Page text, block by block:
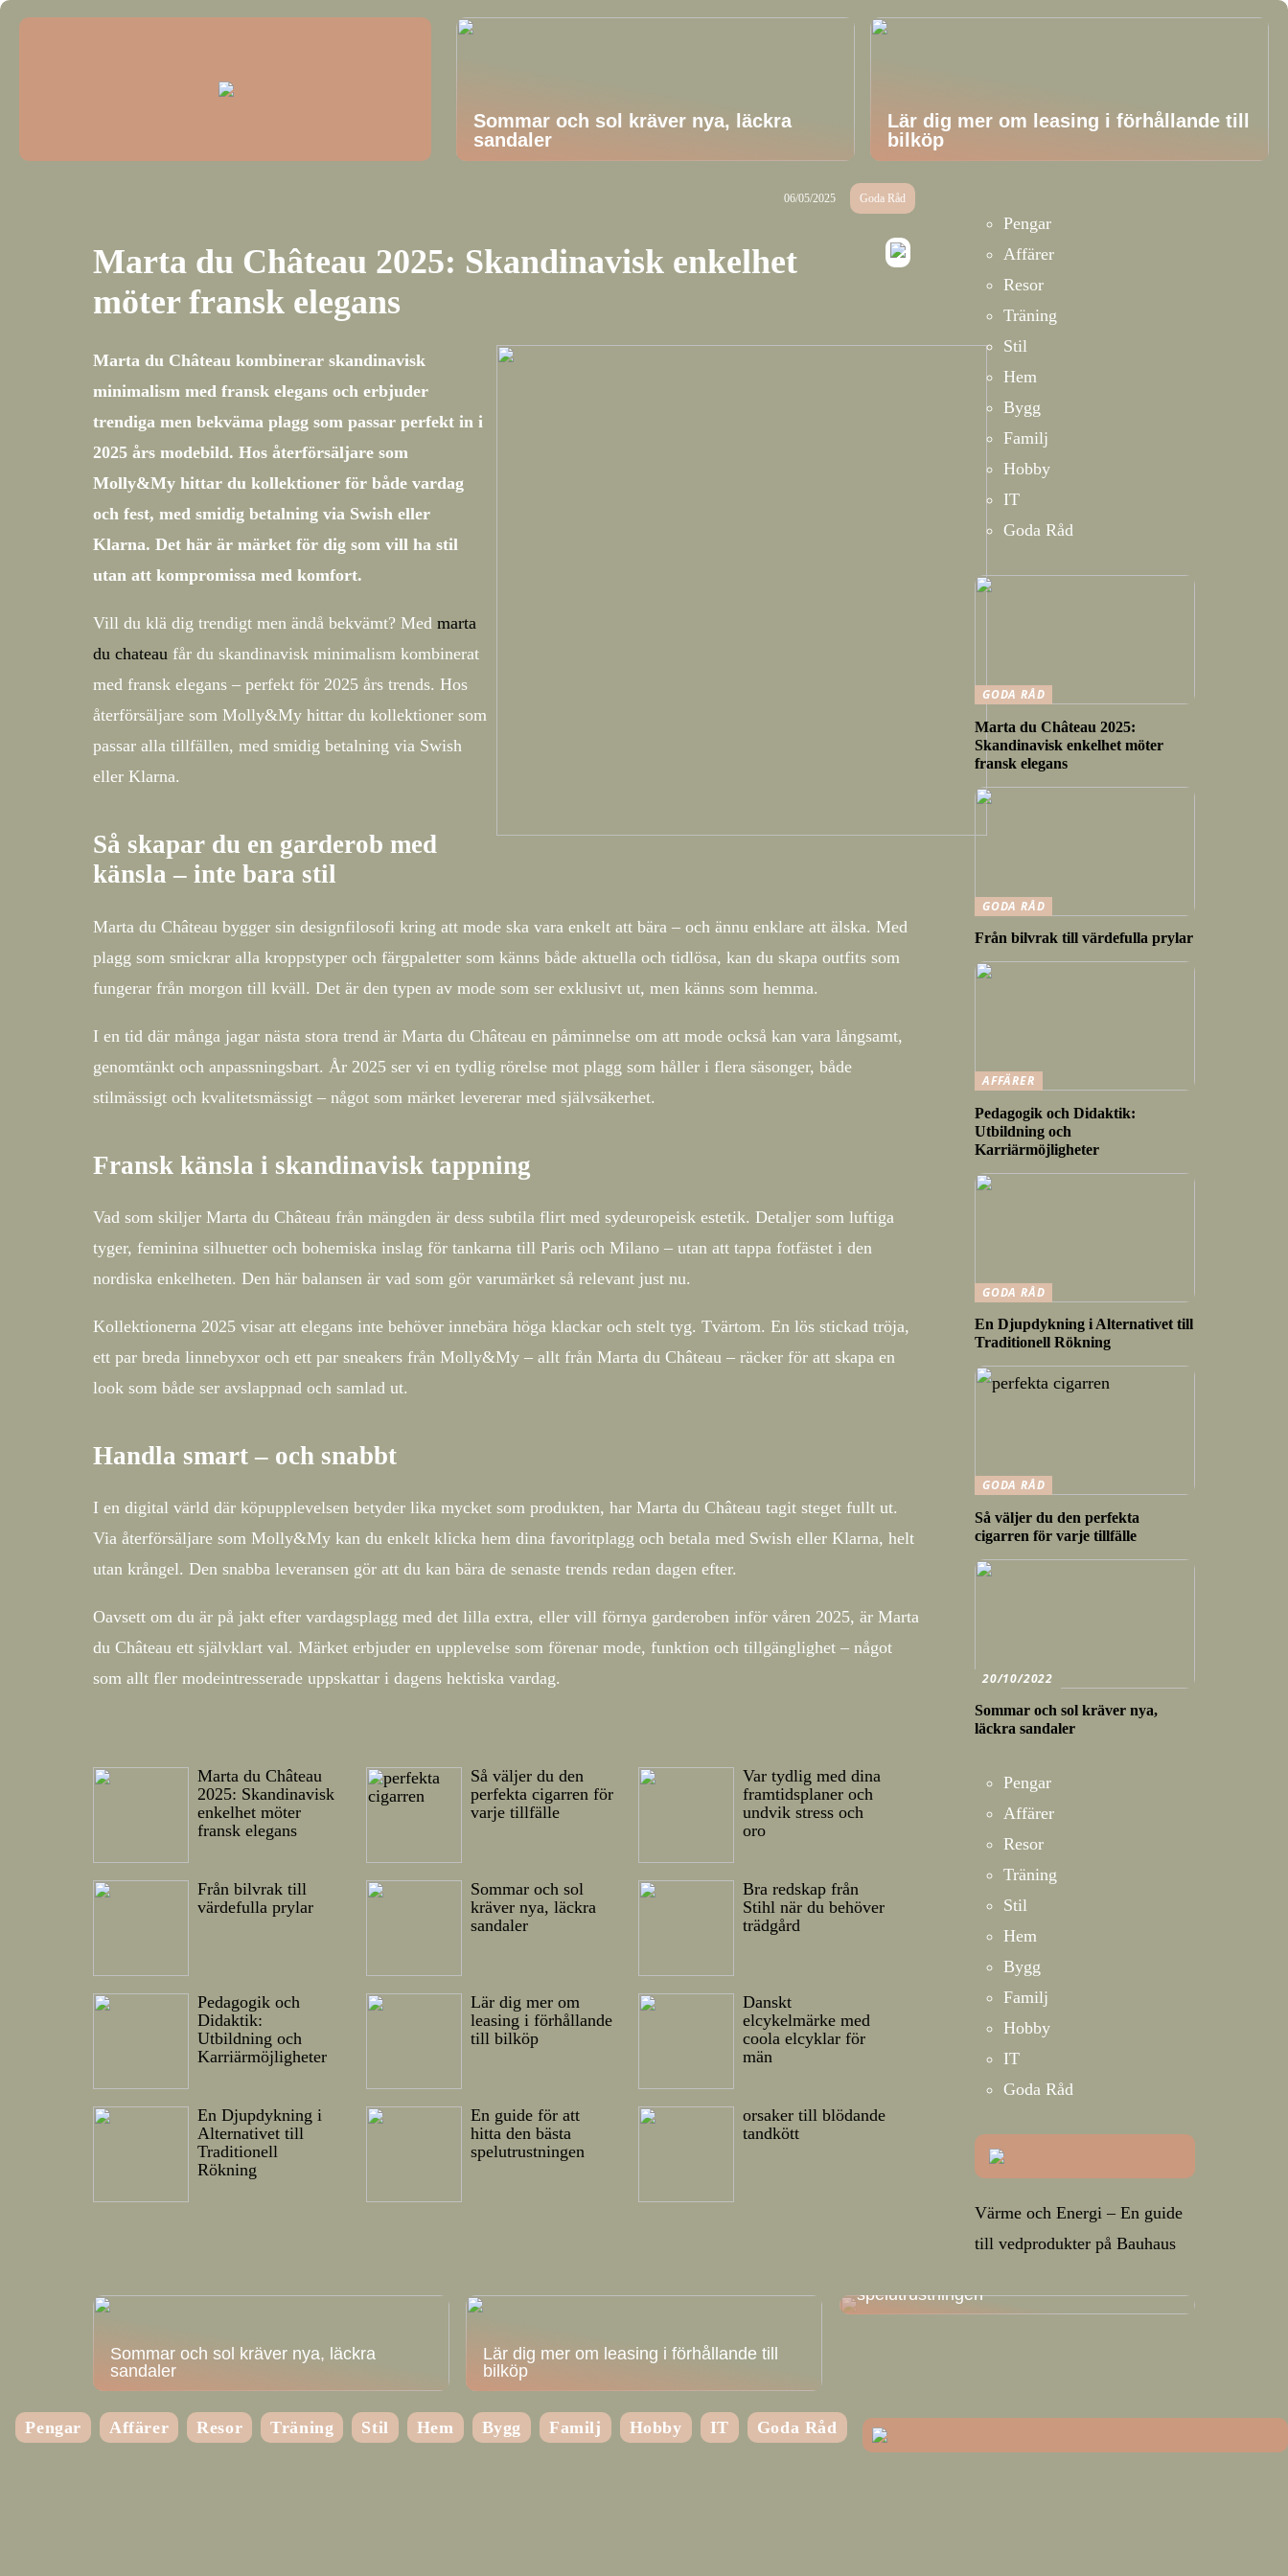
Sommar och sol kräver nya, läckra
sandaler
Lär dig mer om leasing i förhållande till
bilköp
06/05/2025 Goda Råd
Marta du Château 2025: Skandinavisk enkelhet
möter fransk elegans
Marta du Château kombinerar skandinavisk
minimalism med fransk elegans och erbjuder
trendiga men bekväma plagg som passar perfekt in i
2025 års modebild. Hos återförsäljare som
Molly&My hittar du kollektioner för både vardag
och fest, med smidig betalning via Swish eller
Klarna. Det här är märket för dig som vill ha stil
utan att kompromissa med komfort.
Vill du klä dig trendigt men ändå bekvämt? Med marta
du chateau får du skandinavisk minimalism kombinerat
med fransk elegans – perfekt för 2025 års trends. Hos
återförsäljare som Molly&My hittar du kollektioner som
passar alla tillfällen, med smidig betalning via Swish
eller Klarna.
Så skapar du en garderob med
känsla – inte bara stil
Marta du Château bygger sin designfilosofi kring att mode ska vara enkelt att bära – och ännu enklare att älska. Med
plagg som smickrar alla kroppstyper och färgpaletter som känns både aktuella och tidlösa, kan du skapa outfits som
fungerar från morgon till kväll. Det är den typen av mode som ser exklusivt ut, men känns som hemma.
I en tid där många jagar nästa stora trend är Marta du Château en påminnelse om att mode också kan vara långsamt,
genomtänkt och anpassningsbart. År 2025 ser vi en tydlig rörelse mot plagg som håller i flera säsonger, både
stilmässigt och kvalitetsmässigt – något som märket levererar med självsäkerhet.
Fransk känsla i skandinavisk tappning
Vad som skiljer Marta du Château från mängden är dess subtila flirt med sydeuropeisk estetik. Detaljer som luftiga
tyger, feminina silhuetter och bohemiska inslag för tankarna till Paris och Milano – utan att tappa fotfästet i den
nordiska enkelheten. Den här balansen är vad som gör varumärket så relevant just nu.
Kollektionerna 2025 visar att elegans inte behöver innebära höga klackar och stelt tyg. Tvärtom. En lös stickad tröja,
ett par breda linnebyxor och ett par sneakers från Molly&My – allt från Marta du Château – räcker för att skapa en
look som både ser avslappnad och samlad ut.
Handla smart – och snabbt
I en digital värld där köpupplevelsen betyder lika mycket som produkten, har Marta du Château tagit steget fullt ut.
Via återförsäljare som Molly&My kan du enkelt klicka hem dina favoritplagg och betala med Swish eller Klarna, helt
utan krångel. Den snabba leveransen gör att du kan bära de senaste trends redan dagen efter.
Oavsett om du är på jakt efter vardagsplagg med det lilla extra, eller vill förnya garderoben inför våren 2025, är Marta
du Château ett självklart val. Märket erbjuder en upplevelse som förenar mode, funktion och tillgänglighet – något
som allt fler modeintresserade uppskattar i dagens hektiska vardag.
Marta du Château
2025: Skandinavisk
enkelhet möter
fransk elegans
Från bilvrak till
värdefulla prylar
Pedagogik och
Didaktik:
Utbildning och
Karriärmöjligheter
En Djupdykning i
Alternativet till
Traditionell
Rökning
Så väljer du den
perfekta cigarren för
varje tillfälle
Sommar och sol
kräver nya, läckra
sandaler
Lär dig mer om
leasing i förhållande
till bilköp
En guide för att
hitta den bästa
spelutrustningen
Var tydlig med dina
framtidsplaner och
undvik stress och
oro
Bra redskap från
Stihl när du behöver
trädgård
Danskt
elcykelmärke med
coola elcyklar för
män
orsaker till blödande
tandkött
Pengar
Affärer
Resor
Träning
Stil
Hem
Bygg
Familj
Hobby
IT
Goda Råd
GODA RÅD
Marta du Château 2025:
Skandinavisk enkelhet möter
fransk elegans
GODA RÅD
Från bilvrak till värdefulla prylar
AFFÄRER
Pedagogik och Didaktik:
Utbildning och
Karriärmöjligheter
GODA RÅD
En Djupdykning i Alternativet till
Traditionell Rökning
GODA RÅD
Så väljer du den perfekta
cigarren för varje tillfälle
20/10/2022
Sommar och sol kräver nya,
läckra sandaler
Pengar
Affärer
Resor
Träning
Stil
Hem
Bygg
Familj
Hobby
IT
Goda Råd
Värme och Energi – En guide
till vedprodukter på Bauhaus
Sommar och sol kräver nya, läckra
sandaler
Lär dig mer om leasing i förhållande till
bilköp
spelutrustningen
Pengar Affärer Resor Träning Stil Hem Bygg Familj Hobby IT Goda Råd